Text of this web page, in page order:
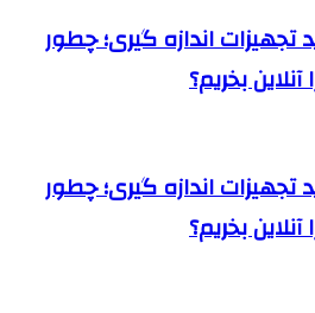
تجهیزات اندازه گیری؛ چطور
آنلاین بخریم؟
تجهیزات اندازه گیری؛ چطور
آنلاین بخریم؟